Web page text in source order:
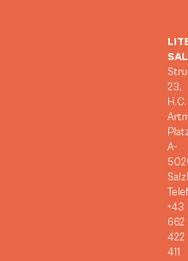
23,
H.C.
A-
+43
662
422
411